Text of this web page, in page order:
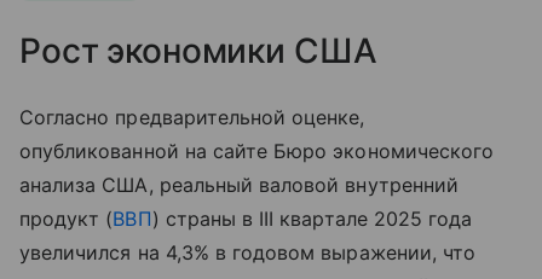
Рост экономики США
Согласно предварительной оценке,
опубликованной на сайте Бюро экономического
анализа США, реальный валовой внутренний
продукт (ВВП) страны в III квартале 2025 года
увеличился на 4,3% в годовом выражении, что